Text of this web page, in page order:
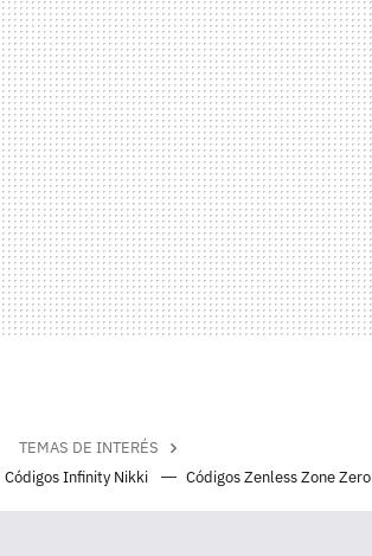
TEMAS DE INTERÉS
Códigos Infinity Nikki
Códigos Zenless Zone Zero